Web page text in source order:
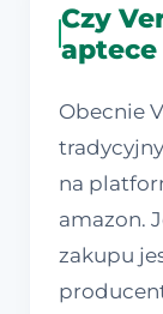
Czy
aptece
Obecnie
na
amazon.
zakupu